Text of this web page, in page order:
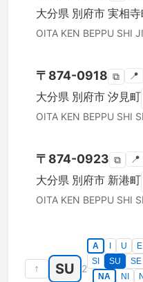
大分県 別府市 実相
OITA KEN BEPPU SHI
〒 874-0918 ⧉ 📍
大分県 別府市 汐見町
OITA KEN BEPPU SHI
〒 874-0923 ⧉ 📍
大分県 別府市 新港町
OITA KEN BEPPU SHI
↑ SU 2
A U E
SI
SU SE
NA
NI